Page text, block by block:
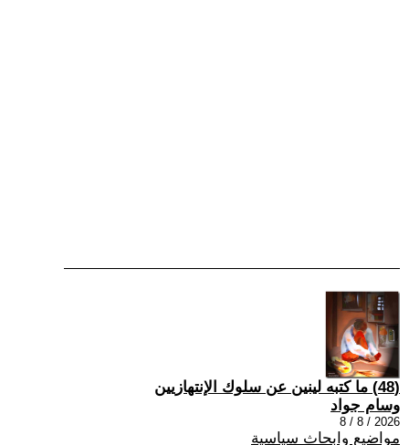
(48) ما كتبه لينين عن سلوك الإنتهازيين
وسام جواد
2026 / 8 / 8
مواضيع وابحاث سياسية